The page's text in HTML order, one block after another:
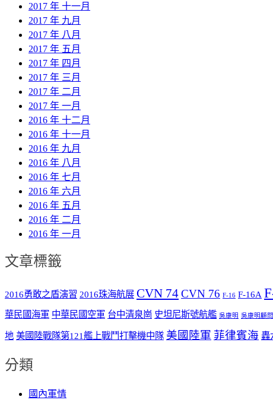
2017 年 十一月
2017 年 九月
2017 年 八月
2017 年 五月
2017 年 四月
2017 年 三月
2017 年 二月
2017 年 一月
2016 年 十二月
2016 年 十一月
2016 年 九月
2016 年 八月
2016 年 七月
2016 年 六月
2016 年 五月
2016 年 二月
2016 年 一月
文章標籤
2016勇敢之盾演習 2016珠海航展 CVN 74CVN 76 F-16 F-16A
華民國海軍 中華民國空軍 台中清泉崗 史坦尼斯號航艦 吳康明 吳康明顧問
地 美國陸戰隊第121艦上戰鬥打擊機中隊 美國陸軍 菲律賓海 轟
分類
國內軍情